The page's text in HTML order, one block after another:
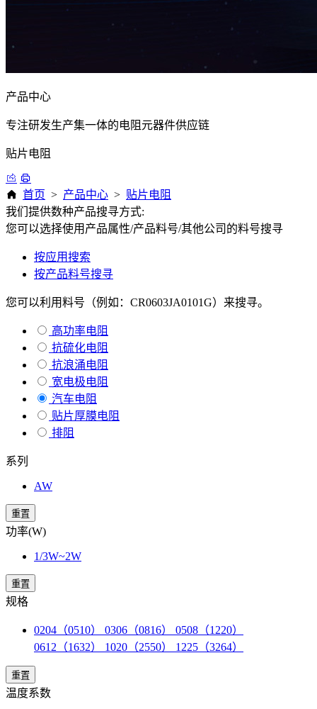
产品中心
专注研发生产集一体的电阻元器件供应链
贴片电阻
首页 > 产品中心 > 贴片电阻
我们提供数种产品搜寻方式:
您可以选择使用产品属性/产品料号/其他公司的料号搜寻
按应用搜索
按产品料号搜寻
您可以利用料号（例如：CR0603JA0101G）来搜寻。
高功率电阻
抗硫化电阻
抗浪涌电阻
宽电极电阻
汽车电阻
贴片厚膜电阻
排阻
系列
AW
重置
功率(W)
1/3W~2W
重置
规格
0204（0510） 0306（0816） 0508（1220）
0612（1632） 1020（2550） 1225（3264）
重置
温度系数